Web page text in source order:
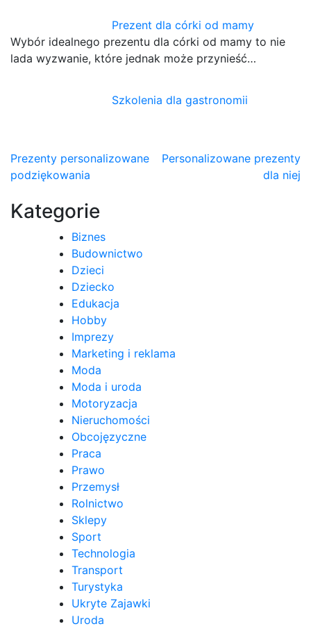
Prezent dla córki od mamy
Wybór idealnego prezentu dla córki od mamy to nie
lada wyzwanie, które jednak może przynieść…
Szkolenia dla gastronomii
Nawigacja
wpisu
Prezenty personalizowane
podziękowania
Personalizowane prezenty
dla niej
Kategorie
Biznes
Budownictwo
Dzieci
Dziecko
Edukacja
Hobby
Imprezy
Marketing i reklama
Moda
Moda i uroda
Motoryzacja
Nieruchomości
Obcojęzyczne
Praca
Prawo
Przemysł
Rolnictwo
Sklepy
Sport
Technologia
Transport
Turystyka
Ukryte Zajawki
Uroda